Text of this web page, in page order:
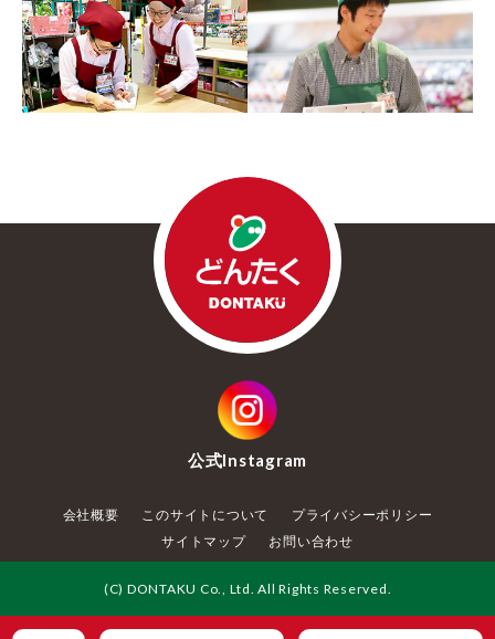
公式Instagram
会社概要 このサイトについて
プライバシーポリシー
サイトマップ
お問い合わせ
(C) DONTAKU Co., Ltd. All Rights Reserved.